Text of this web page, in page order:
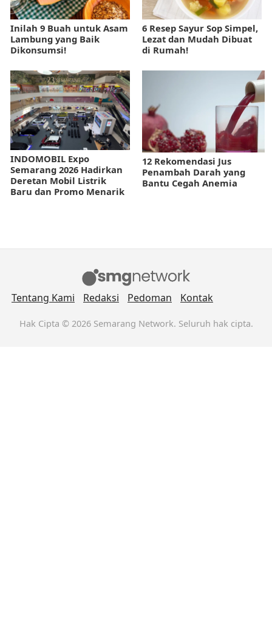
Inilah 9 Buah untuk Asam
Lambung yang Baik
Dikonsumsi!
6 Resep Sayur Sop Simpel,
Lezat dan Mudah Dibuat
di Rumah!
INDOMOBIL Expo
Semarang 2026 Hadirkan
Deretan Mobil Listrik
Baru dan Promo Menarik
12 Rekomendasi Jus
Penambah Darah yang
Bantu Cegah Anemia
Tentang Kami Redaksi Pedoman Kontak
Hak Cipta © 2026 Semarang Network. Seluruh hak cipta.